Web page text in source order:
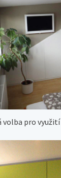
volba pro